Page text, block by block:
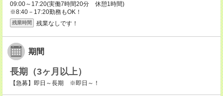
09:00～17:20(実働7時間20分 休憩1時間)
※8:40－17:20勤務もOK！
残業時間 残業なしです！
期間
長期（3ヶ月以上）
【急募】即日～長期 ※即日～！